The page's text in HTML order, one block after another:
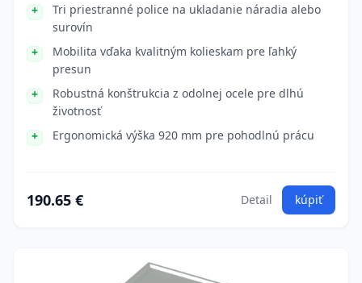
Tri priestranné police na ukladanie náradia alebo
surovín
Mobilita vďaka kvalitným kolieskam pre ľahký
presun
Robustná konštrukcia z odolnej ocele pre dlhú
životnosť
Ergonomická výška 920 mm pre pohodlnú prácu
190.65 € Detail kúpiť